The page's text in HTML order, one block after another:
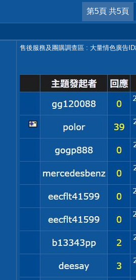
第5頁 共5頁
售後服務及團購調查區 : 大量情色廣告